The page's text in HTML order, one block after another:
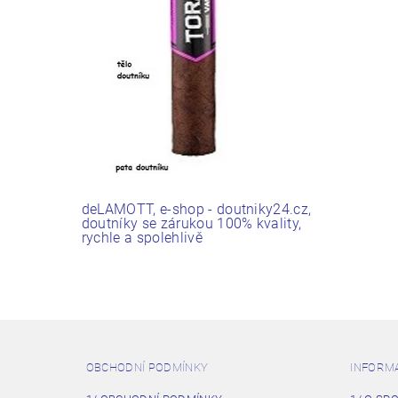
deLAMOTT, e-shop - doutniky24.cz,
doutníky se zárukou 100% kvality,
rychle a spolehlivě
OBCHODNÍ PODMÍNKY